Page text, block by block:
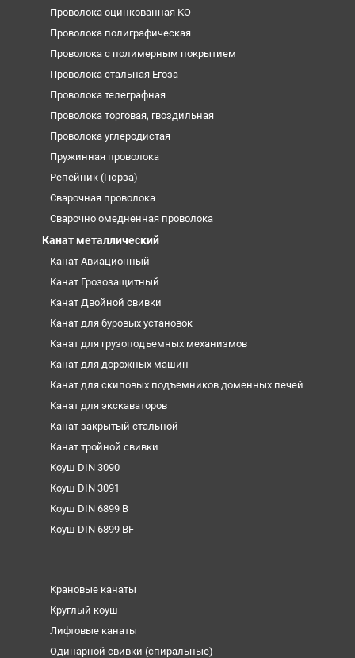
Проволока оцинкованная КО
Проволока полиграфическая
Проволока с полимерным покрытием
Проволока стальная Егоза
Проволока телеграфная
Проволока торговая, гвоздильная
Проволока углеродистая
Пружинная проволока
Репейник (Гюрза)
Сварочная проволока
Сварочно омедненная проволока
Канат металлический
Канат Авиационный
Канат Грозозащитный
Канат Двойной свивки
Канат для буровых установок
Канат для грузоподъемных механизмов
Канат для дорожных машин
Канат для скиповых подъемников доменных печей
Канат для экскаваторов
Канат закрытый стальной
Канат тройной свивки
Коуш DIN 3090
Коуш DIN 3091
Коуш DIN 6899 B
Коуш DIN 6899 BF
Крановые канаты
Круглый коуш
Лифтовые канаты
Одинарной свивки (спиральные)